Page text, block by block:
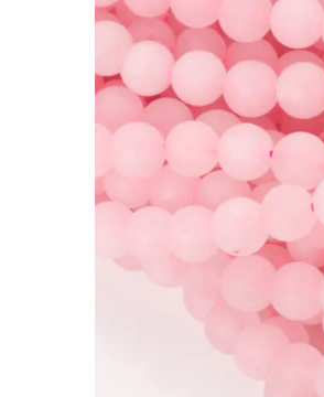
Kryształ górski kulki
Kamienie to jedne z
nabiera indywidualnego
Kryształ górski
kamień do bransoletek,
Bardzo oryginalne kulki
Kryształ górski
różowy